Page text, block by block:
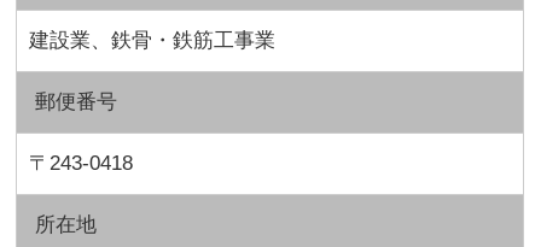
建設業、鉄骨・鉄筋工事業
郵便番号
〒243-0418
所在地